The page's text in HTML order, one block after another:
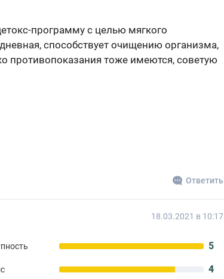
программу с целью мягкого
способствует очищению организма,
тоже имеются, советую
Ответить
18.03.2021 в 10:17
5
4